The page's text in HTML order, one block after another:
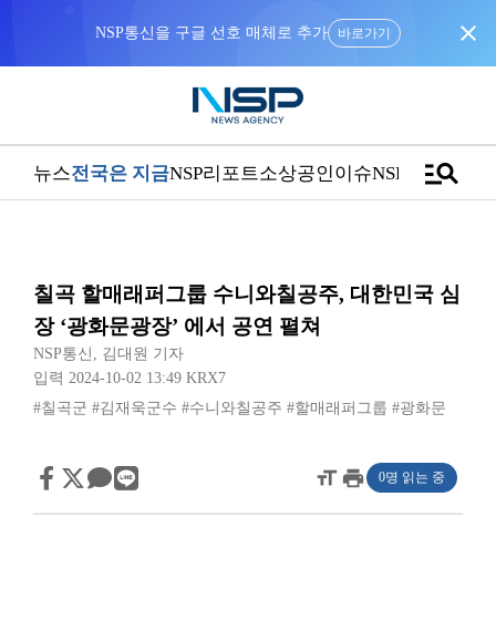
NSP통신을 구글 선호 매체로 추가 바로가기 close
뉴스전국은 지금NSP리포트소상공인이슈NSPTVmanage_search
칠곡 할매래퍼그룹 수니와칠공주, 대한민국 심
장 ‘광화문광장’ 에서 공연 펼쳐
NSP통신 , 김대원 기자
입력 2024-10-02 13:49 KRX7
#칠곡군 #김재욱군수 #수니와칠공주 #할매래퍼그룹 #광화문
format_sizeprint 0명 읽는 중